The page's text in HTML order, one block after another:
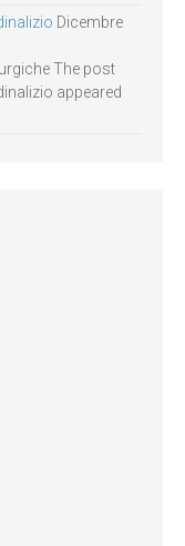
Dicembre
The post
appeared